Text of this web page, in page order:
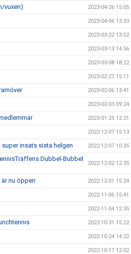
vuxen) 2023-04-26 15:05
2023-04-06 13:33
2023-03-22 13:52
2023-03-13 14:56
2023-03-08 18:22
2023-02-27 15:11
2023-02-06 13:41
2023-02-03 09:24
2023-01-25 12:31
2022-12-07 15:13
insats sista helgen 2022-12-07 10:35
Dubbel-Bubbel
2022-12-02 12:35
nu öppen 2022-12-01 15:24
2022-11-06 15:41
2022-11-04 12:35
2022-10-31 15:22
2022-10-24 14:22
2022-10-17 12:02